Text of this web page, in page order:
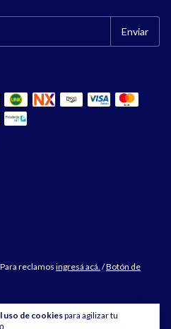
uso de cookiespara agilizar tu
reclamos ingresá acá. /Botón de
los derechos reservados.